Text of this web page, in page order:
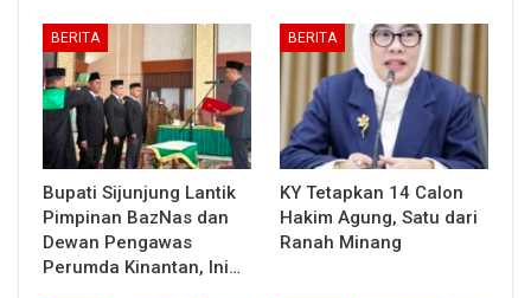
BERITA
Bupati Sijunjung Lantik
Pimpinan BazNas dan
Dewan Pengawas
Perumda Kinantan, Ini…
BERITA
KY Tetapkan 14 Calon
Hakim Agung, Satu dari
Ranah Minang